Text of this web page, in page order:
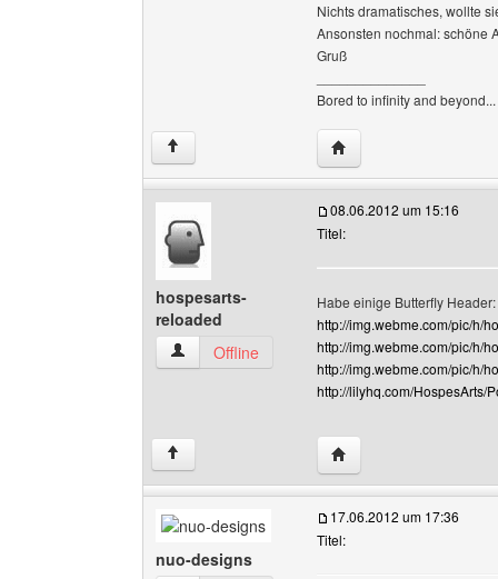
Nichts dramatisches, wollte
Ansonsten nochmal: schöne
Gruß
Bored to infinity and beyond...
↑ Website dieses
hospesarts-
reloaded
hospesarts-reloaded Benutzer-Profile
Offline
08.06.2012 um 15:16
Titel:
Habe einige Butterfly Header:
http://img.webme.com/pic/h/
http://img.webme.com/pic/h/
http://img.webme.com/pic/h/
http://lilyhq.com/HospesArts/
↑ Website dieses
nuo-designs
17.06.2012 um 17:36
Titel: